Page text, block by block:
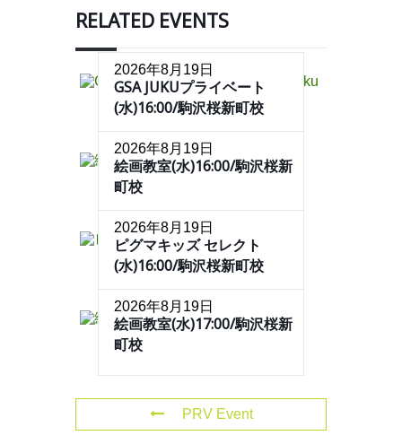
RELATED EVENTS
2026年8月19日
GSA JUKUプライベート
(水)16:00/駒沢桜新町校
2026年8月19日
絵画教室(水)16:00/駒沢桜新
町校
2026年8月19日
ピグマキッズ セレクト
(水)16:00/駒沢桜新町校
2026年8月19日
絵画教室(水)17:00/駒沢桜新
町校
PRV Event